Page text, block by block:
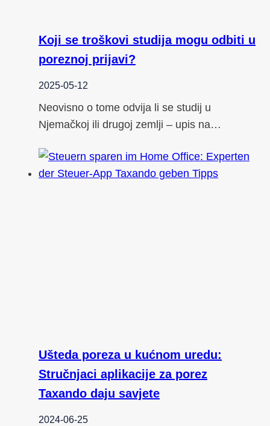
Koji se troškovi studija mogu odbiti u
poreznoj prijavi?
2025-05-12
Neovisno o tome odvija li se studij u
Njemačkoj ili drugoj zemlji – upis na…
Ušteda poreza u kućnom uredu:
Stručnjaci aplikacije za porez
Taxando daju savjete
2024-06-25